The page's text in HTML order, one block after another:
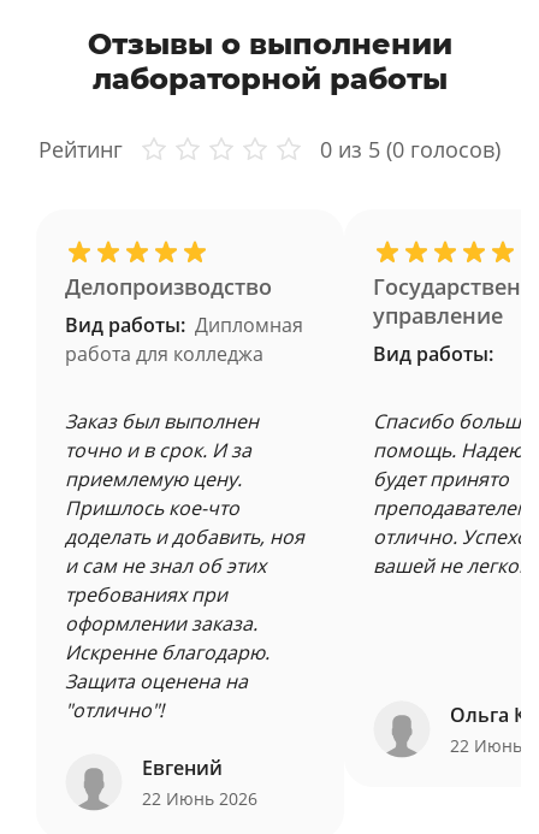
Отзывы о выполнении
лабораторной работы
Рейтинг 0 из 5 (0 голосов)
Делопроизводство
Вид работы: Дипломная
работа для колледжа
Заказ был выполнен
точно и в срок. И за
приемлемую цену.
Пришлось кое-что
доделать и добавить, ноя
и сам не знал об этих
требованиях при
оформлении заказа.
Искренне благодарю.
Защита оценена на
"отлично"!
Евгений
22 Июнь 2026
управление
Вид работы:
Спасибо
помощь.
будет принято
преподавателем
отлично.
вашей не легкой
Ольга
22 Июнь